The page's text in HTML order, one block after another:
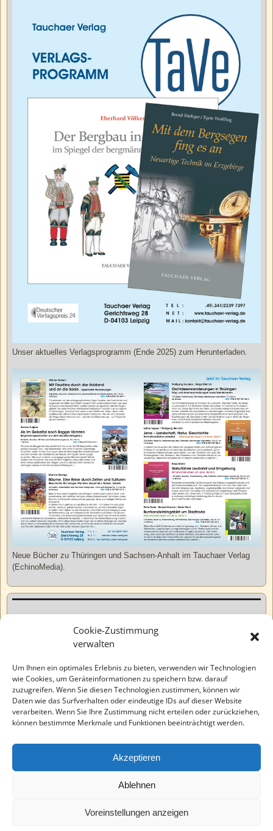
Cookie-Zustimmung
verwalten
Um Ihnen ein optimales Erlebnis zu bieten, verwenden wir Technologien
wie Cookies, um Geräteinformationen zu speichern bzw. darauf
zuzugreifen. Wenn Sie diesen Technologien zustimmen, können wir
Daten wie das Surfverhalten oder eindeutige IDs auf dieser Website
verarbeiten. Wenn Sie Ihre Zustimmung nicht erteilen oder zurückziehen,
können bestimmte Merkmale und Funktionen beeinträchtigt werden.
Akzeptieren
Ablehnen
Voreinstellungen anzeigen
Unser aktuelles Verlagsprogramm (Ende 2025) zum Herunterladen.
Neue Bücher zu Thüringen und Sachsen-Anhalt im Tauchaer Verlag
(EchinoMedia).
Varia